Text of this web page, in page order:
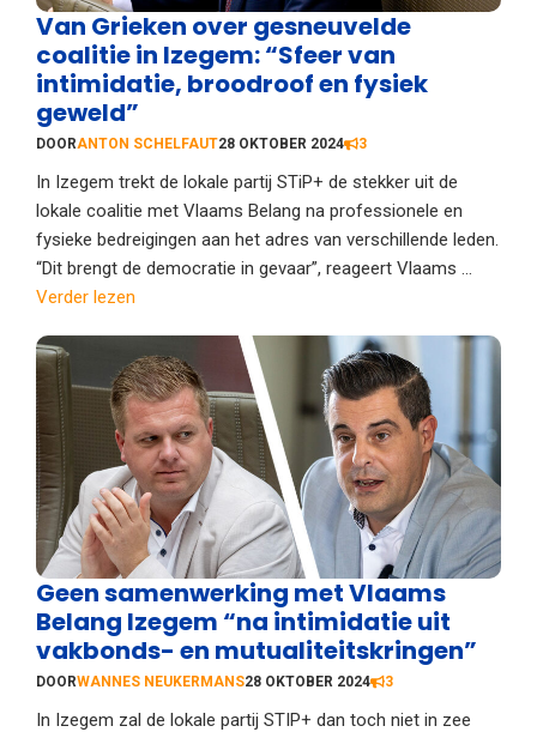
Van Grieken over gesneuvelde
coalitie in Izegem: “Sfeer van
intimidatie, broodroof en fysiek
geweld”
DOORANTON SCHELFAUT28 OKTOBER 2024 3
In Izegem trekt de lokale partij STiP+ de stekker uit de
lokale coalitie met Vlaams Belang na professionele en
fysieke bedreigingen aan het adres van verschillende leden.
“Dit brengt de democratie in gevaar”, reageert Vlaams ...
Verder lezen
Geen samenwerking met Vlaams
Belang Izegem “na intimidatie uit
vakbonds- en mutualiteitskringen”
DOORWANNES NEUKERMANS28 OKTOBER 2024 3
In Izegem zal de lokale partij STIP+ dan toch niet in zee